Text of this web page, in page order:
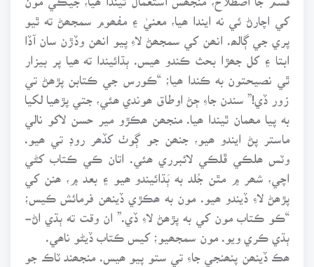
کي اچارڻ ئي نه ايندا ھيا، معنيٰ ۽ مفھوم سمجھڻ ته ٿيو
پري جي ڳالھ. انھن کي سمجھڻ لاءِ پيو انھن وڏڙن سان آڏا
ابتا ۽ کل جھڙا بحث ڪندو ھيس. ٻڌائيندا ته ھيا پر بيزار
ٿي نصيحتون به ڪندا ھيا؛ “ڪورس جي ڪتابن پڙھڻ تي
زور ڏي!” سندن جاءِ ڄڻ اوطاق ھوندي ھئي، جتي پڙھيا لکيا
به پيا مھمان ٿيندا ھيا. منجھن ھڪڙو مير حسن لاکو نالي
ماستر پڻ ايندو ھيو، جنھن جو ڳوٺ کڏھر روڊ تي ھيو.
وٽس ھلڪي ڦلڪي لائبرري ھئي. اتان ڪي ڪتاب کڻي
اچي، شھر ۾ مٿن جُلد به ٻَڌائيندو ھيو ۽ بعد ۾، ھنن کي
پڙھڻ لاءِ ڏيندو ھيو. مون به ھڪڙي ڏينھن فرمائش ڪيس؛
“ڪو ڪتاب مون کي به پڙھڻ لاءِ ڏي.” ان وقت ته ٻڌي اڻ-
ٻڌي ڪري ويو. مون سمجھيو؛ کيس ڪتاب ڏيڻو ناھي.
ھڪ ڏينھن پنھنجي جاءِ تي ستو پيو ھيس. منجھند ٽاڪ جو